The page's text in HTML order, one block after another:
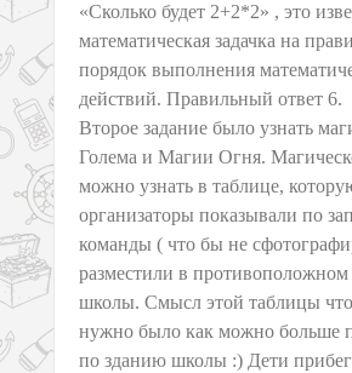
«Сколько будет 2+2*2» , это
математическая задачка на
порядок выполнения
действий. Правильный ответ 6.
Второе задание было узнать
Голема и Магии Огня.
можно узнать в таблице,
организаторы показывали по
команды ( что бы не
разместили в противоположном
школы. Смысл этой таблицы
нужно было как можно больше
по зданию школы :) Дети